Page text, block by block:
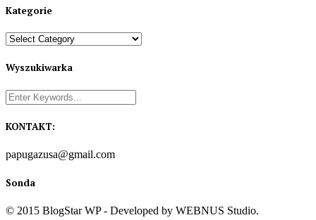
Kategorie
Kategorie
Wyszukiwarka
KONTAKT:
papugazusa@gmail.com
Sonda
© 2015 BlogStar WP - Developed by WEBNUS Studio.